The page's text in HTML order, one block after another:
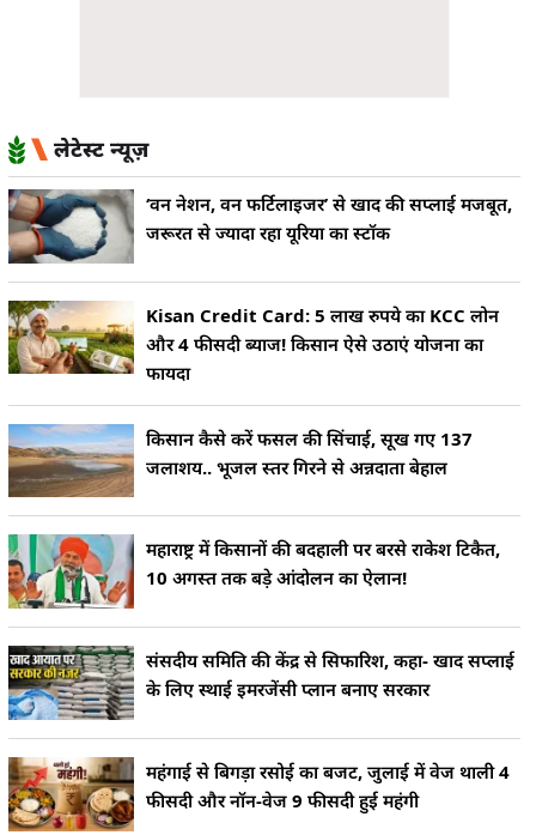
लेटेस्ट न्यूज़
‘वन नेशन, वन फर्टिलाइजर’ से खाद की सप्लाई मजबूत,
जरूरत से ज्यादा रहा यूरिया का स्टॉक
Kisan Credit Card: 5 लाख रुपये का KCC लोन
और 4 फीसदी ब्याज! किसान ऐसे उठाएं योजना का
फायदा
किसान कैसे करें फसल की सिंचाई, सूख गए 137
जलाशय.. भूजल स्तर गिरने से अन्नदाता बेहाल
महाराष्ट्र में किसानों की बदहाली पर बरसे राकेश टिकैत,
10 अगस्त तक बड़े आंदोलन का ऐलान!
संसदीय समिति की केंद्र से सिफारिश, कहा- खाद सप्लाई
के लिए स्थाई इमरजेंसी प्लान बनाए सरकार
महंगाई से बिगड़ा रसोई का बजट, जुलाई में वेज थाली 4
फीसदी और नॉन-वेज 9 फीसदी हुई महंगी